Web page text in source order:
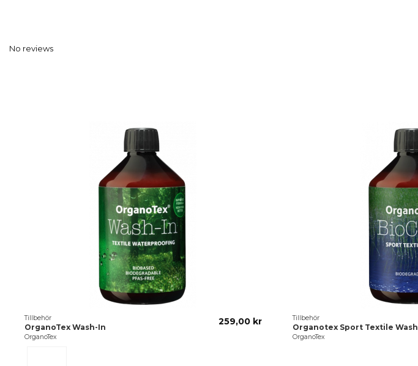
No reviews
Tillbehör
OrganoTex Wash-In
OrganoTex
259,00 kr Tillbehör
Organotex Sport Textile Wash
OrganoTex